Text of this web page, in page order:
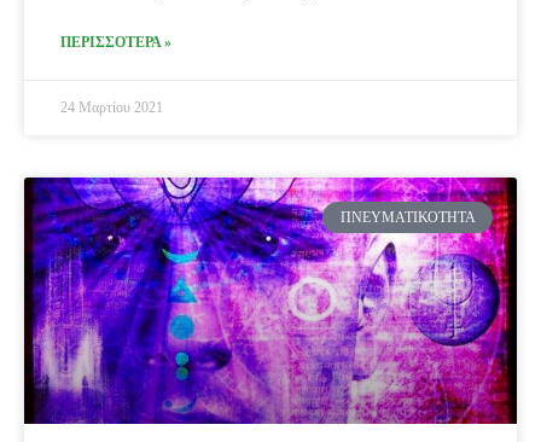
ΠΕΡΙΣΣΟΤΕΡΑ »
24 Μαρτίου 2021
ΠΝΕΥΜΑΤΙΚΌΤΗΤΑ